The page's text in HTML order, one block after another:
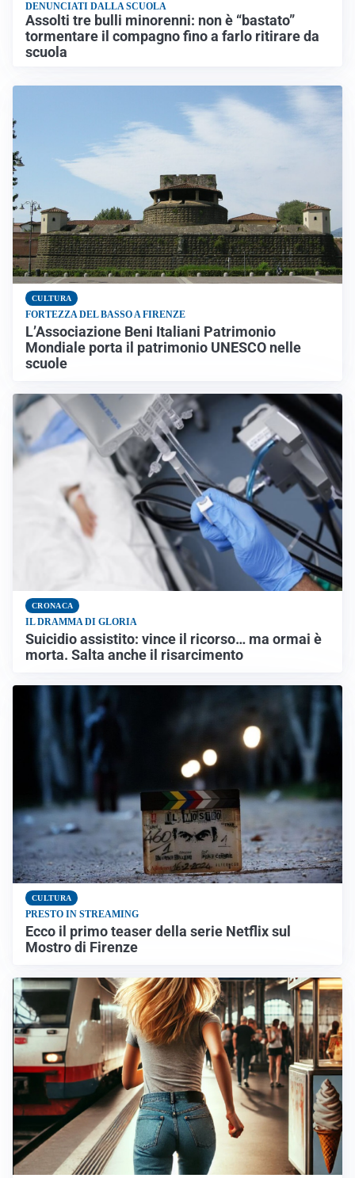
DENUNCIATI DALLA SCUOLA
Assolti tre bulli minorenni: non è “bastato”
tormentare il compagno fino a farlo ritirare da
scuola
CULTURA
FORTEZZA DEL BASSO A FIRENZE
L’Associazione Beni Italiani Patrimonio
Mondiale porta il patrimonio UNESCO nelle
scuole
CRONACA
IL DRAMMA DI GLORIA
Suicidio assistito: vince il ricorso… ma ormai è
morta. Salta anche il risarcimento
CULTURA
PRESTO IN STREAMING
Ecco il primo teaser della serie Netflix sul
Mostro di Firenze